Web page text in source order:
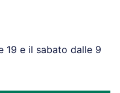
19 e il sabato dalle 9